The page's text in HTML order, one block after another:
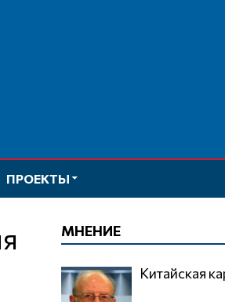
ПРОЕКТЫ
МНЕНИЕ
Китайская